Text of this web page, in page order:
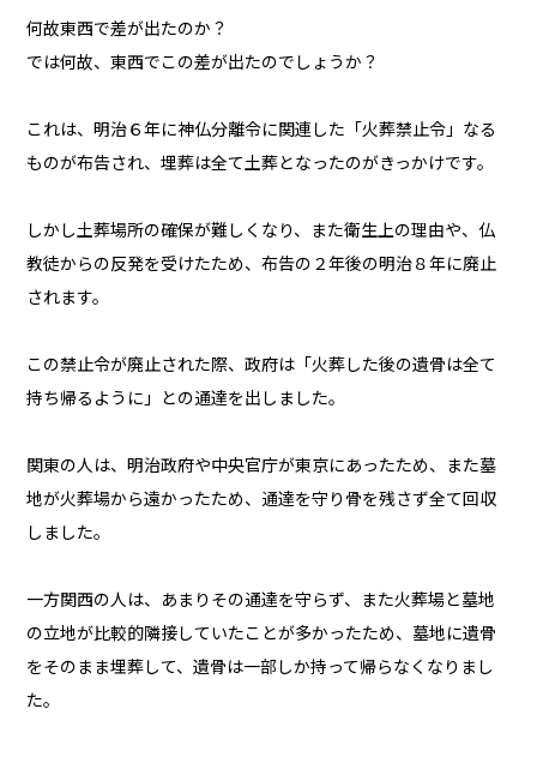
何故東西で差が出たのか？
では何故、東西でこの差が出たのでしょうか？
これは、明治６年に神仏分離令に関連した「火葬禁止令」なる
ものが布告され、埋葬は全て土葬となったのがきっかけです。
しかし土葬場所の確保が難しくなり、また衛生上の理由や、仏
教徒からの反発を受けたため、布告の２年後の明治８年に廃止
されます。
この禁止令が廃止された際、政府は「火葬した後の遺骨は全て
持ち帰るように」との通達を出しました。
関東の人は、明治政府や中央官庁が東京にあったため、また墓
地が火葬場から遠かったため、通達を守り骨を残さず全て回収
しました。
一方関西の人は、あまりその通達を守らず、また火葬場と墓地
の立地が比較的隣接していたことが多かったため、墓地に遺骨
をそのまま埋葬して、遺骨は一部しか持って帰らなくなりまし
た。